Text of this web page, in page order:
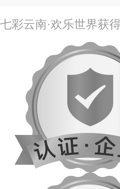
七彩云南·欢乐世界获